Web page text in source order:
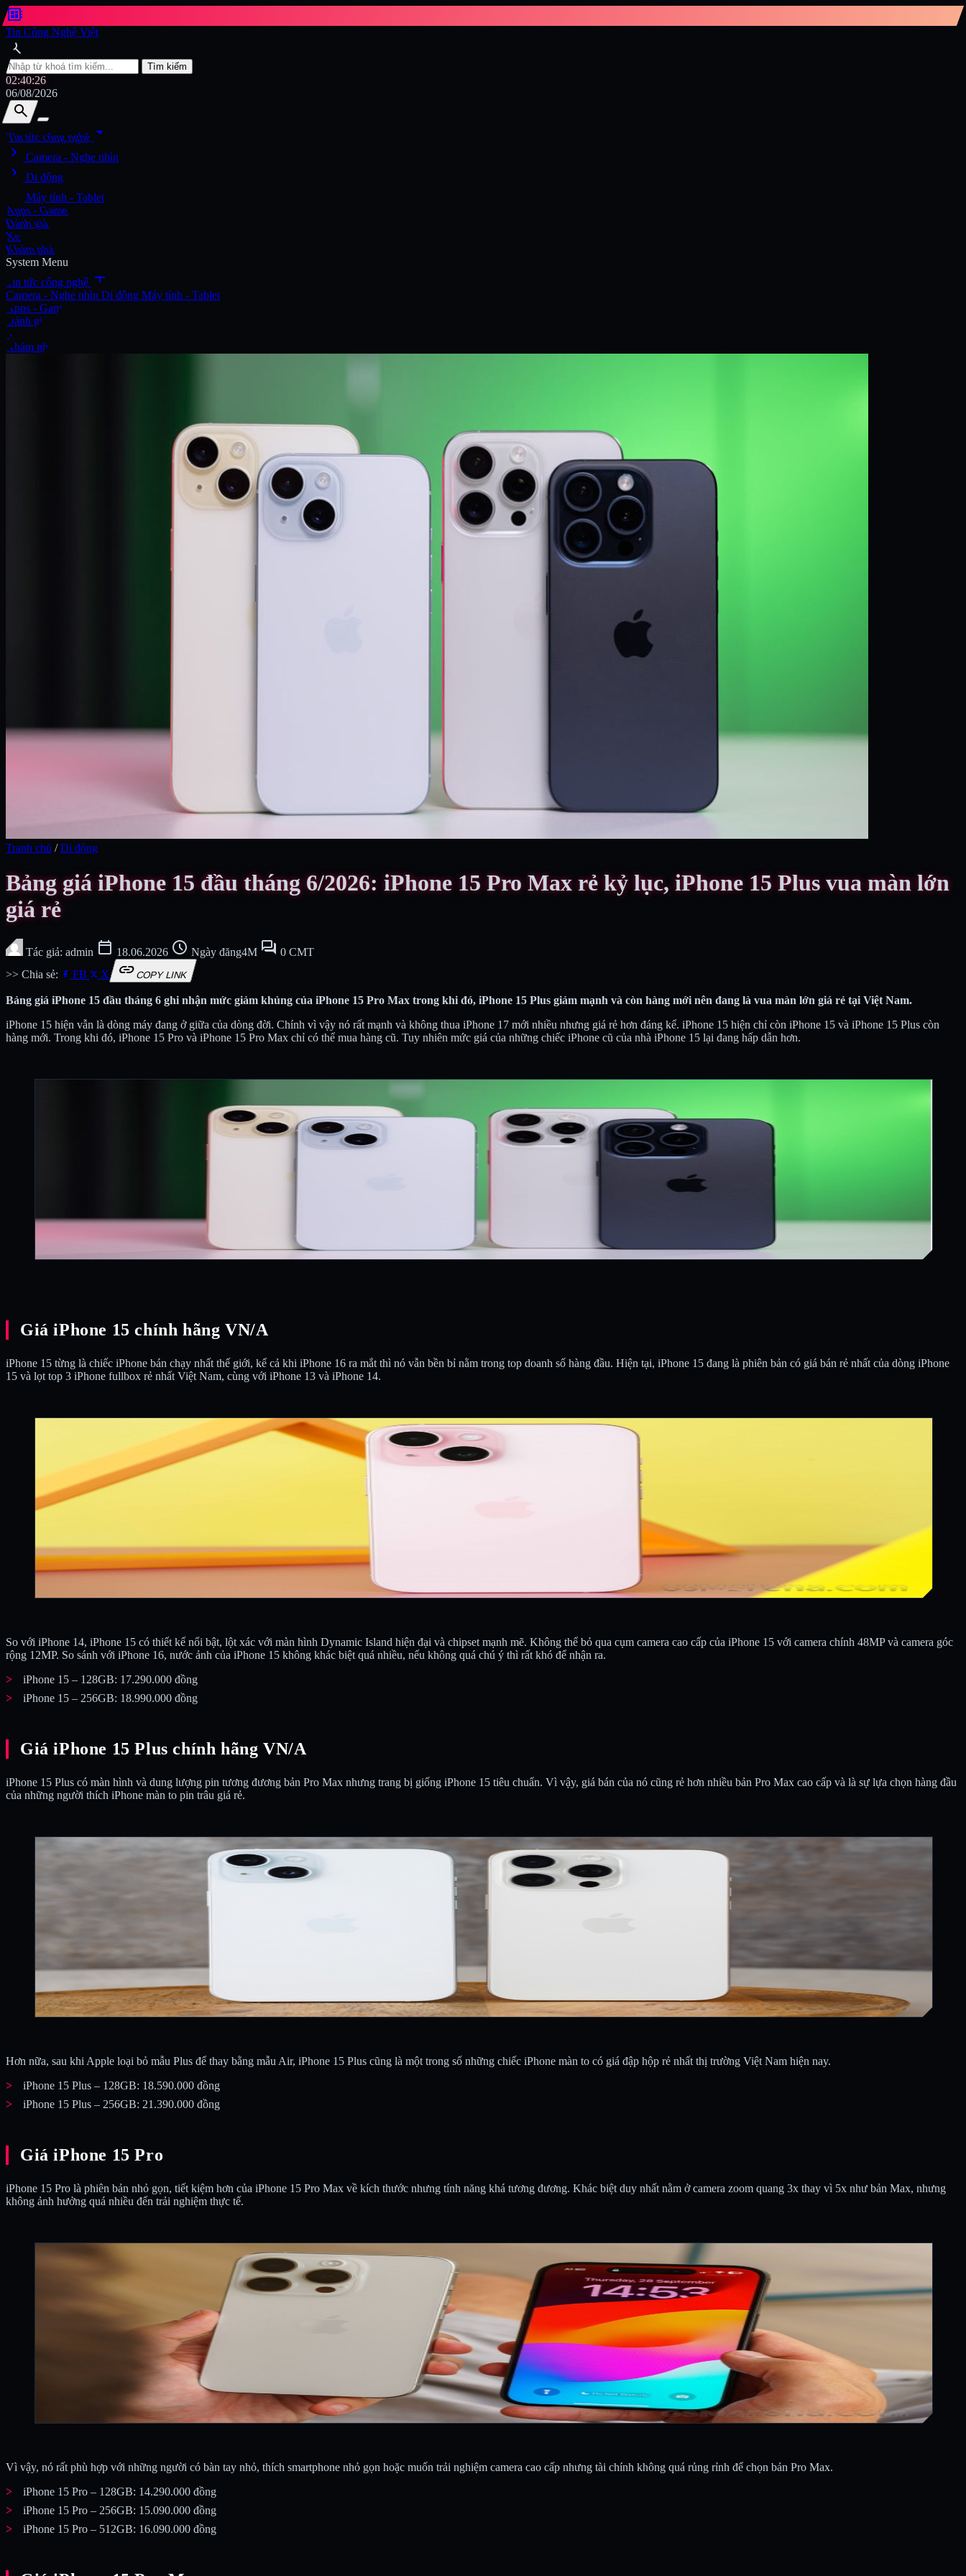
developer_board
Tin Công Nghệ Việt
search
Tìm kiếm
02:40:28
06/08/2026
search
search
Tin tức công nghệarrow_drop_down
chevron_right
Camera - Nghe nhìn
chevron_right Di động
Máy tính - Tablet
Apps - Game
Đánh giá
Xe
Khám phá
System Menu
Tin tức công nghệ add
Camera - Nghe nhìn Di động Máy tính - Tablet
Apps - Game
Đánh giá
Xe
Khám phá
Tranh chủ / Di động
Bảng giá iPhone 15 đầu tháng 6/2026: iPhone 15 Pro Max rẻ kỷ lục, iPhone 15 Plus vua màn lớn
giá rẻ
Tác giả: admin calendar_today 18.06.2026 schedule Ngày đăng4M forum 0 CMT
>> Chia sẻ:
FB X linkCOPY LINK
Bảng giá iPhone 15 đầu tháng 6 ghi nhận mức giảm khủng của iPhone 15 Pro Max trong khi đó, iPhone 15 Plus giảm mạnh và còn hàng mới nên đang là vua màn lớn giá rẻ tại Việt Nam.
iPhone 15 hiện vẫn là dòng máy đang ở giữa của dòng đời. Chính vì vậy nó rất mạnh và không thua iPhone 17 mới nhiều nhưng giá rẻ hơn đáng kể. iPhone 15 hiện chỉ còn iPhone 15 và iPhone 15 Plus còn
hàng mới. Trong khi đó, iPhone 15 Pro và iPhone 15 Pro Max chỉ có thể mua hàng cũ. Tuy nhiên mức giá của những chiếc iPhone cũ của nhà iPhone 15 lại đang hấp dẫn hơn.
Giá iPhone 15 chính hãng VN/A
iPhone 15 từng là chiếc iPhone bán chạy nhất thế giới, kể cả khi iPhone 16 ra mắt thì nó vẫn bền bỉ nằm trong top doanh số hàng đầu. Hiện tại, iPhone 15 đang là phiên bản có giá bán rẻ nhất của dòng iPhone
15 và lọt top 3 iPhone fullbox rẻ nhất Việt Nam, cùng với iPhone 13 và iPhone 14.
So với iPhone 14, iPhone 15 có thiết kế nổi bật, lột xác với màn hình Dynamic Island hiện đại và chipset mạnh mẽ. Không thể bỏ qua cụm camera cao cấp của iPhone 15 với camera chính 48MP và camera góc
rộng 12MP. So sánh với iPhone 16, nước ảnh của iPhone 15 không khác biệt quá nhiều, nếu không quá chú ý thì rất khó để nhận ra.
iPhone 15 – 128GB: 17.290.000 đồng
iPhone 15 – 256GB: 18.990.000 đồng
Giá iPhone 15 Plus chính hãng VN/A
iPhone 15 Plus có màn hình và dung lượng pin tương đương bản Pro Max nhưng trang bị giống iPhone 15 tiêu chuẩn. Vì vậy, giá bán của nó cũng rẻ hơn nhiều bản Pro Max cao cấp và là sự lựa chọn hàng đầu
của những người thích iPhone màn to pin trâu giá rẻ.
Hơn nữa, sau khi Apple loại bỏ mẫu Plus để thay bằng mẫu Air, iPhone 15 Plus cũng là một trong số những chiếc iPhone màn to có giá đập hộp rẻ nhất thị trường Việt Nam hiện nay.
iPhone 15 Plus – 128GB: 18.590.000 đồng
iPhone 15 Plus – 256GB: 21.390.000 đồng
Giá iPhone 15 Pro
iPhone 15 Pro là phiên bản nhỏ gọn, tiết kiệm hơn của iPhone 15 Pro Max về kích thước nhưng tính năng khá tương đương. Khác biệt duy nhất nằm ở camera zoom quang 3x thay vì 5x như bản Max, nhưng
không ảnh hưởng quá nhiều đến trải nghiệm thực tế.
Vì vậy, nó rất phù hợp với những người có bàn tay nhỏ, thích smartphone nhỏ gọn hoặc muốn trải nghiệm camera cao cấp nhưng tài chính không quá rủng rỉnh để chọn bản Pro Max.
iPhone 15 Pro – 128GB: 14.290.000 đồng
iPhone 15 Pro – 256GB: 15.090.000 đồng
iPhone 15 Pro – 512GB: 16.090.000 đồng